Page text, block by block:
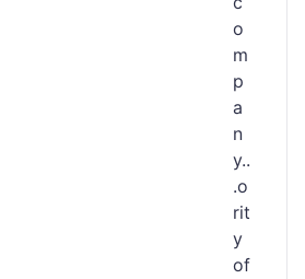
o
m
p
a
n
y..
.o
rit
y
of